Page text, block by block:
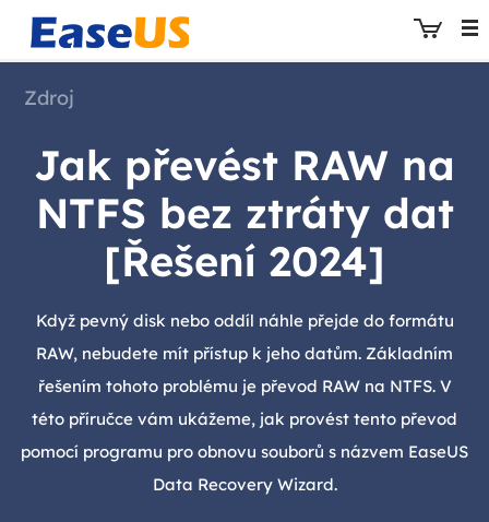
EaseUS
Zdroj
Jak převést RAW na
NTFS bez ztráty dat
[Řešení 2024]
Když pevný disk nebo oddíl náhle přejde do formátu
RAW, nebudete mít přístup k jeho datům. Základním
řešením tohoto problému je převod RAW na NTFS. V
této příručce vám ukážeme, jak provést tento převod
pomocí programu pro obnovu souborů s názvem EaseUS
Data Recovery Wizard.